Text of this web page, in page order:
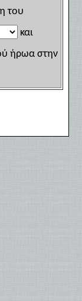
του
και
ήρωα στην